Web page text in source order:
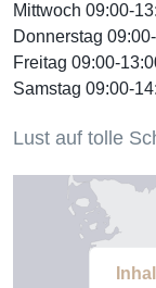
Mittwoch 09:00-
Donnerstag
Freitag 09:00-
Samstag 09:00-
Lust auf tolle